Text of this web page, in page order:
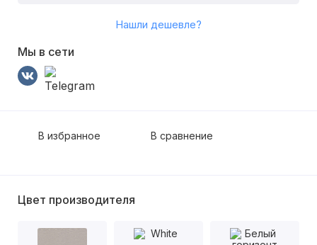
Нашли дешевле?
Мы в сети
В избранное В сравнение
Цвет производителя